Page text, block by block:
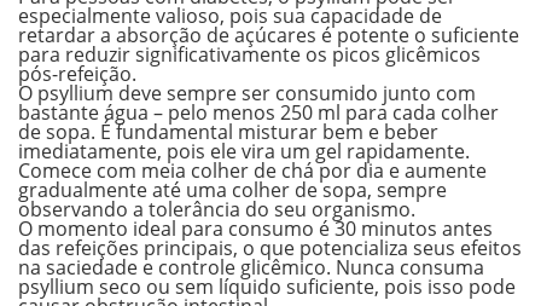
especialmente valioso, pois sua capacidade de
retardar a absorção de açúcares é potente o suficiente
para reduzir significativamente os picos glicêmicos
pós-refeição.
O psyllium deve sempre ser consumido junto com
bastante água – pelo menos 250 ml para cada colher
de sopa. É fundamental misturar bem e beber
imediatamente, pois ele vira um gel rapidamente.
Comece com meia colher de chá por dia e aumente
gradualmente até uma colher de sopa, sempre
observando a tolerância do seu organismo.
O momento ideal para consumo é 30 minutos antes
das refeições principais, o que potencializa seus efeitos
na saciedade e controle glicêmico. Nunca consuma
psyllium seco ou sem líquido suficiente, pois isso pode